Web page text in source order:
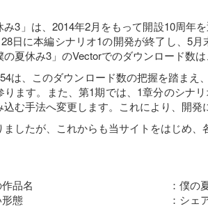
成です）
み3」は、2014年2月をもって開設10周年
日に本編シナリオ1の開発が終了し、5
の夏休み3」のVectorでのダウンロード数
は、このダウンロード数の把握を踏ま
ります。また、第1期では、1章分のシナ
込む手法へ変更します。これにより、開
ましたが、これからも当サイトをはじめ、
品名 ： 僕の
態 ： シェ